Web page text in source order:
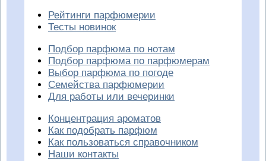
Рейтинги парфюмерии
Тесты новинок
Подбор парфюма по нотам
Подбор парфюма по парфюмерам
Выбор парфюма по погоде
Семейства парфюмерии
Для работы или вечеринки
Концентрация ароматов
Как подобрать парфюм
Как пользоваться справочником
Наши контакты